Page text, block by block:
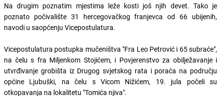
Na drugim poznatim mjestima leže kosti još njih devet. Tako je
poznato počivalište 31 hercegovačkog franjevca od 66 ubijenih,
navodi u saopćenju Vicepostulatura.
Vicepostulatura postupka mučeništva "Fra Leo Petrović i 65 subraće",
na čelu s fra Miljenkom Stojićem, i Povjerenstvo za obilježavanje i
utvrđivanje grobišta iz Drugog svjetskog rata i poraća na području
općine Ljubuški, na čelu s Vicom Nižićem, 19. jula počeli su
otkopavanja na lokalitetu "Tomića njiva".